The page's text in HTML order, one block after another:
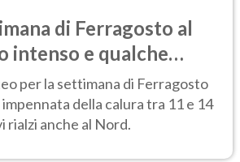
di Ferragosto al
intenso e qualche
per la settimana di Ferragosto
della calura tra 11 e 14
rialzi anche al Nord.